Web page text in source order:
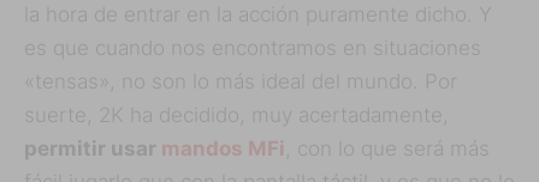
la hora de entrar en la acción puramente dicho. Y
es que cuando nos encontramos en situaciones
«tensas», no son lo más ideal del mundo. Por
suerte, 2K ha decidido, muy acertadamente,
permitir usar mandos MFi , con lo que será más